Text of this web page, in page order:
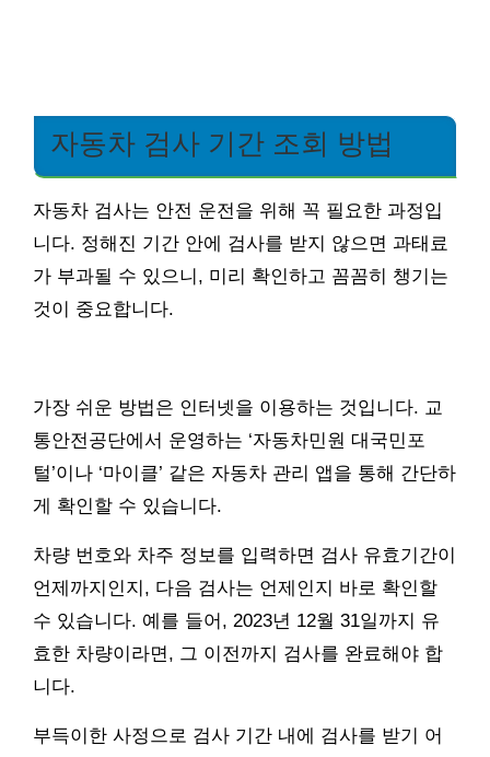
자동차 검사 기간 조회 방법
자동차 검사는 안전 운전을 위해 꼭 필요한 과정입
니다. 정해진 기간 안에 검사를 받지 않으면 과태료
가 부과될 수 있으니, 미리 확인하고 꼼꼼히 챙기는
것이 중요합니다.
가장 쉬운 방법은 인터넷을 이용하는 것입니다. 교
통안전공단에서 운영하는 ‘자동차민원 대국민포
털’이나 ‘마이클’ 같은 자동차 관리 앱을 통해 간단하
게 확인할 수 있습니다.
차량 번호와 차주 정보를 입력하면 검사 유효기간이
언제까지인지, 다음 검사는 언제인지 바로 확인할
수 있습니다. 예를 들어, 2023년 12월 31일까지 유
효한 차량이라면, 그 이전까지 검사를 완료해야 합
니다.
부득이한 사정으로 검사 기간 내에 검사를 받기 어